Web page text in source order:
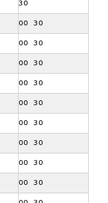
30
00 30
00 30
00 30
00 30
00 30
00 30
00 30
00 30
00 30